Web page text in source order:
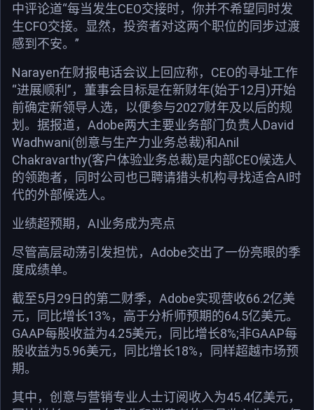
中评论道“每当发生CEO交接时，你并不希望同时发
生CFO交接。显然，投资者对这两个职位的同步过渡
感到不安。”
Narayen在财报电话会议上回应称，CEO的寻址工作
“进展顺利”，董事会目标是在新财年(始于12月)开始
前确定新领导人选，以便参与2027财年及以后的规
划。据报道，Adobe两大主要业务部门负责人David
Wadhwani(创意与生产力业务总裁)和Anil
Chakravarthy(客户体验业务总裁)是内部CEO候选人
的领跑者，同时公司也已聘请猎头机构寻找适合AI时
代的外部候选人。
业绩超预期，AI业务成为亮点
尽管高层动荡引发担忧，Adobe交出了一份亮眼的季
度成绩单。
截至5月29日的第二财季，Adobe实现营收66.2亿美
元，同比增长13%，高于分析师预期的64.5亿美元。
GAAP每股收益为4.25美元，同比增长8%;非GAAP每
股收益为5.96美元，同比增长18%，同样超越市场预
期。
其中，创意与营销专业人士订阅收入为45.4亿美元，